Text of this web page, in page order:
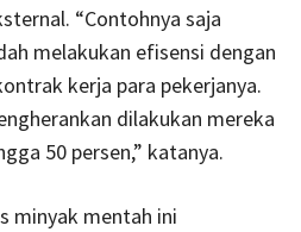
“Contohnya saja
melakukan efisensi dengan
kerja para pekerjanya.
dilakukan mereka
50 persen,” katanya.
minyak mentah ini